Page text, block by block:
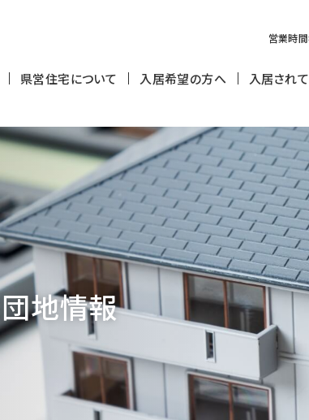
営業時間
県営住宅について 入居希望の方へ
入居者の募集
申込み資格等
家賃・敷金
入居申込書・入居募集の取
い
郵送受付
入居され
入居者
入居
快適
申請
団地情報